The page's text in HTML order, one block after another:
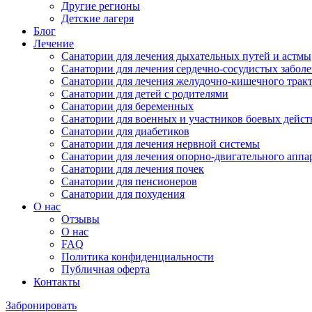
Другие регионы
Детские лагеря
Блог
Лечение
Санатории для лечения дыхательных путей и астмы
Санатории для лечения сердечно-сосудистых
Санатории для лечения желудочно-кишечного
Санатории для детей с родителями
Санатории для беременных
Санатории для военных и участников боевых
Санатории для диабетиков
Санатории для лечения нервной системы
Санатории для лечения опорно-двигательного
Санатории для лечения почек
Санатории для пенсионеров
Санатории для похудения
О нас
Отзывы
О нас
FAQ
Политика конфиденциальности
Публичная оферта
Контакты
Забронировать